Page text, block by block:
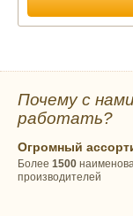
Почему с нами
работать?
Огромный
Более 1500
производителей